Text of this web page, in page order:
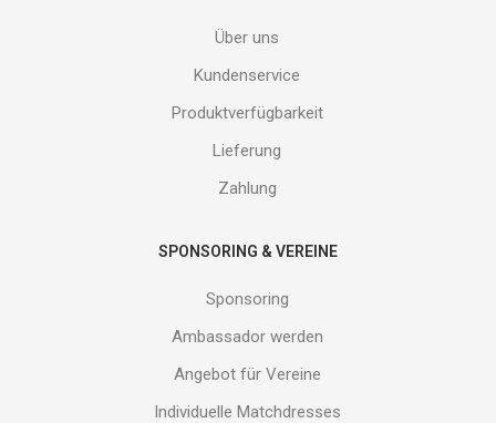
Über uns
Kundenservice
Produktverfügbarkeit
Lieferung
Zahlung
SPONSORING & VEREINE
Sponsoring
Ambassador werden
Angebot für Vereine
Individuelle Matchdresses